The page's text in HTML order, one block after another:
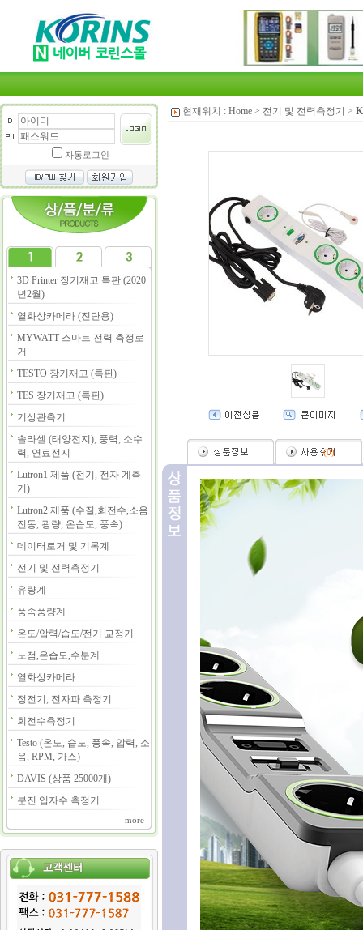
자동로그인
3D Printer 장기재고 특판 (2020
년2월)
열화상카메라 (진단용)
MYWATT 스마트 전력 측정로
거
TESTO 장기재고 (특판)
TES 장기재고 (특판)
기상관측기
솔라셀 (태양전지), 풍력, 소수
력, 연료전지
Lutron1 제품 (전기, 전자 계측
기)
Lutron2 제품 (수질,회전수,소음
진동, 광량, 온습도, 풍속)
데이터로거 및 기록계
전기 및 전력측정기
유량계
풍속풍량계
온도/압력/습도/전기 교정기
노점,온습도,수분계
열화상카메라
정전기, 전자파 측정기
회전수측정기
Testo (온도, 습도, 풍속, 압력, 소
음, RPM, 가스)
DAVIS (상품 25000개)
분진 입자수 측정기
more
현재위치 : Home> 전기 및 전력측정기 >
(0)